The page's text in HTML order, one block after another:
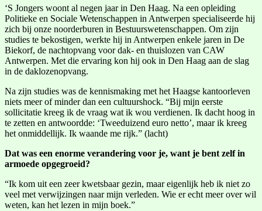
‘S Jongers woont al negen jaar in Den Haag. Na een opleiding
Politieke en Sociale Wetenschappen in Antwerpen specialiseerde hij
zich bij onze noorderburen in Bestuurswetenschappen. Om zijn
studies te bekostigen, werkte hij in Antwerpen enkele jaren in De
Biekorf, de nachtopvang voor dak- en thuislozen van CAW
Antwerpen. Met die ervaring kon hij ook in Den Haag aan de slag
in de daklozenopvang.
Na zijn studies was de kennismaking met het Haagse kantoorleven
niets meer of minder dan een cultuurshock. “Bij mijn eerste
sollicitatie kreeg ik de vraag wat ik wou verdienen. Ik dacht hoog in
te zetten en antwoordde: ‘Tweeduizend euro netto’, maar ik kreeg
het onmiddellijk. Ik waande me rijk.” (lacht)
Dat was een enorme verandering voor je, want je bent zelf in
armoede opgegroeid?
“Ik kom uit een zeer kwetsbaar gezin, maar eigenlijk heb ik niet zo
veel met verwijzingen naar mijn verleden. Wie er echt meer over wil
weten, kan het lezen in mijn boek.”